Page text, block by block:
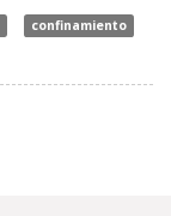
confinamiento